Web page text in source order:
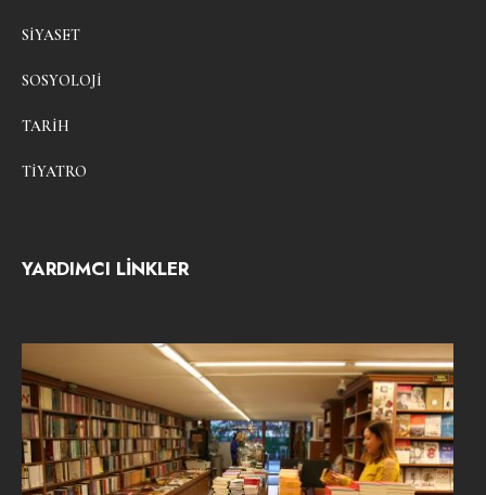
SIYASET
SOSYOLOJI
TARIH
TIYATRO
YARDIMCI LİNKLER